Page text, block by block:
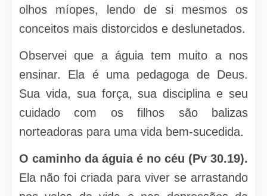
olhos míopes, lendo de si mesmos os
conceitos mais distorcidos e deslunetados.
Observei que a águia tem muito a nos
ensinar. Ela é uma pedagoga de Deus.
Sua vida, sua força, sua disciplina e seu
cuidado com os filhos são balizas
norteadoras para uma vida bem-sucedida.
O caminho da águia é no céu (Pv 30.19).
Ela não foi criada para viver se arrastando